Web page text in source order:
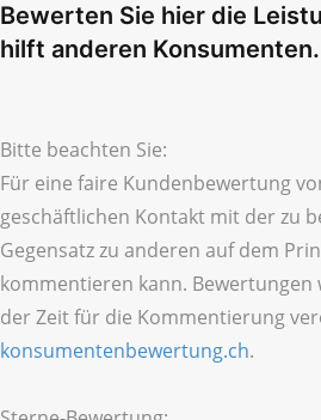
Bewerten Sie hier die
hilft anderen Konsumenten.
Bitte beachten Sie:
Für eine faire Kundenbewertung
geschäftlichen Kontakt mit der zu
Gegensatz zu anderen auf dem
kommentieren kann.
der Zeit für die Kommentierung
konsumentenbewertung.ch.